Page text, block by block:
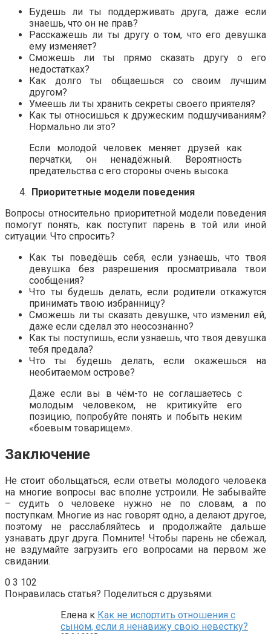
Будешь ли ты поддерживать друга, даже если
знаешь, что он не прав?
Расскажешь ли ты другу о том, что его девушка
ему изменяет?
Сможешь ли ты прямо сказать другу о его
недостатках?
Как долго ты общаешься со своим лучшим
другом?
Умеешь ли ты хранить секреты своего приятеля?
Как ты относишься к дружеским подшучиваниям?
Нормально ли это?
Если молодой человек меняет друзей как
перчатки, он ненадёжный. Вероятность
предательства с его стороны очень высока.
Приоритетные модели поведения
Вопросы относительно приоритетной модели поведения
помогут понять, как поступит парень в той или иной
ситуации. Что спросить?
Как ты поведёшь себя, если узнаешь, что твоя
девушка без разрешения просматривала твои
сообщения?
Что ты будешь делать, если родители откажутся
принимать твою избранницу?
Сможешь ли ты сказать девушке, что изменил ей,
даже если сделал это неосознанно?
Как ты поступишь, если узнаешь, что твоя девушка
тебя предала?
Что ты будешь делать, если окажешься на
необитаемом острове?
Даже если вы в чём-то не соглашаетесь с
молодым человеком, не критикуйте его
позицию, попробуйте понять и побыть неким
«боевым товарищем».
Заключение
Не стоит обольщаться, если ответы молодого человека
на многие вопросы вас вполне устроили. Не забывайте
– судить о человеке нужно не по словам, а по
поступкам. Многие из нас говорят одно, а делают другое,
поэтому не расслабляйтесь и продолжайте дальше
узнавать друг друга. Помните! Чтобы парень не сбежал,
не вздумайте загрузить его вопросами на первом же
свидании.
0 3 102
Понравилась статья? Поделиться с друзьями:
Елена к Как не испортить отношения с
сыном, если я ненавижу свою невестку?